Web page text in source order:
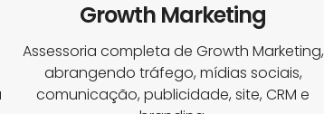
Growth Marketing
Assessoria completa de Growth Marketing,
abrangendo tráfego, mídias sociais,
comunicação, publicidade, site, CRM e